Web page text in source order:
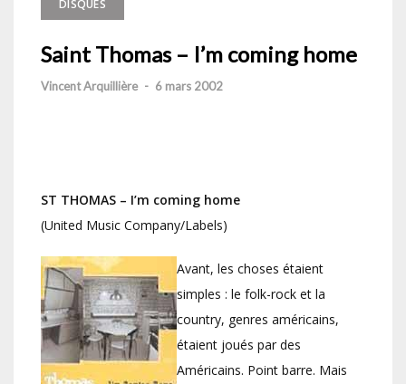
DISQUES
Saint Thomas – I’m coming home
Vincent Arquillière - 6 mars 2002
ST THOMAS – I’m coming home
(United Music Company/Labels)
Avant, les choses étaient
simples : le folk-rock et la
country, genres américains,
étaient joués par des
Américains. Point barre. Mais